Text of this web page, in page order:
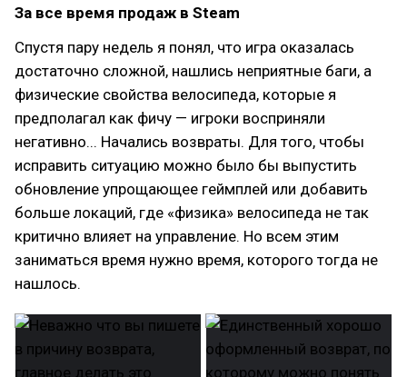
За все время продаж в Steam
Спустя пару недель я понял, что игра оказалась
достаточно сложной, нашлись неприятные баги, а
физические свойства велосипеда, которые я
предполагал как фичу — игроки восприняли
негативно... Начались возвраты. Для того, чтобы
исправить ситуацию можно было бы выпустить
обновление упрощающее геймплей или добавить
больше локаций, где «физика» велосипеда не так
критично влияет на управление. Но всем этим
заниматься время нужно время, которого тогда не
нашлось.